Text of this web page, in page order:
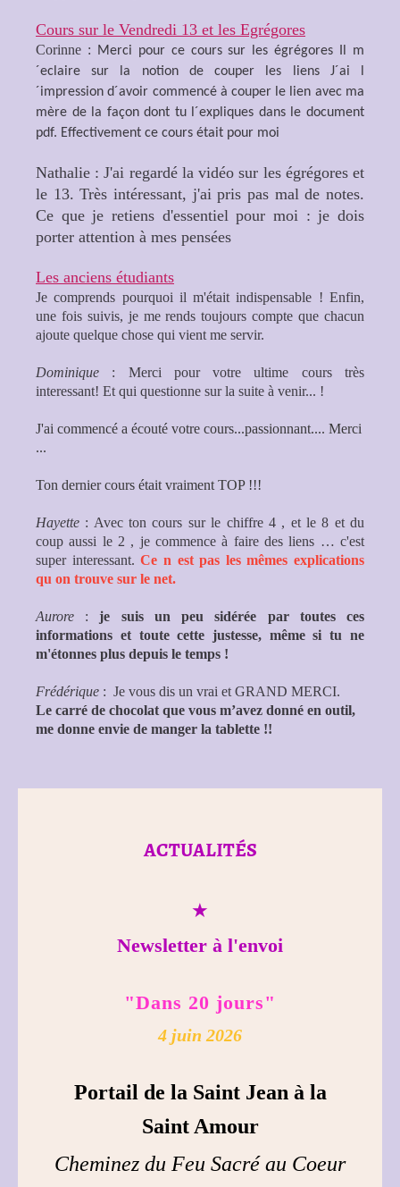
Cours sur le Vendredi 13 et les Egrégores
Corinne :
Merci pour ce cours sur les égrégores Il m
´eclaire sur la notion de couper les liens J´ai l
´impression d´avoir commencé à couper le lien avec ma
mère de la façon dont tu l´expliques dans le document
pdf. Effectivement ce cours était pour moi
Nathalie : J'ai regardé la vidéo sur les égrégores et
le 13. Très intéressant, j'ai pris pas mal de notes.
Ce que je retiens d'essentiel pour moi : je dois
porter attention à mes pensées
Les anciens étudiants
Je comprends pourquoi il m'était indispensable ! Enfin,
une fois suivis, je me rends toujours compte que chacun
ajoute quelque chose qui vient me servir.
Dominique : Merci pour votre ultime cours très
interessant! Et qui questionne sur la suite à venir... !
J'ai commencé a écouté votre cours...passionnant.... Merci
...
Ton dernier cours était vraiment TOP !!!
Hayette : Avec ton cours sur le chiffre 4 , et le 8 et du
coup aussi le 2 , je commence à faire des liens … c'est
super interessant.Ce n est pas les mêmes explications
qu on trouve sur le net.
Aurore :je suis un peu sidérée par toutes ces
informations et toute cette justesse, même si tu ne
m'étonnes plus depuis le temps !
Frédérique : Je vous dis un vrai et GRAND MERCI.
Le carré de chocolat que vous m’avez donné en outil,
me donne envie de manger la tablette !!
ACTUALITÉS
★
Newsletter à l'envoi
"Dans 20 jours"
4 juin 2026
Portail de la Saint Jean à la
Saint Amour
Cheminez du Feu Sacré au Coeur